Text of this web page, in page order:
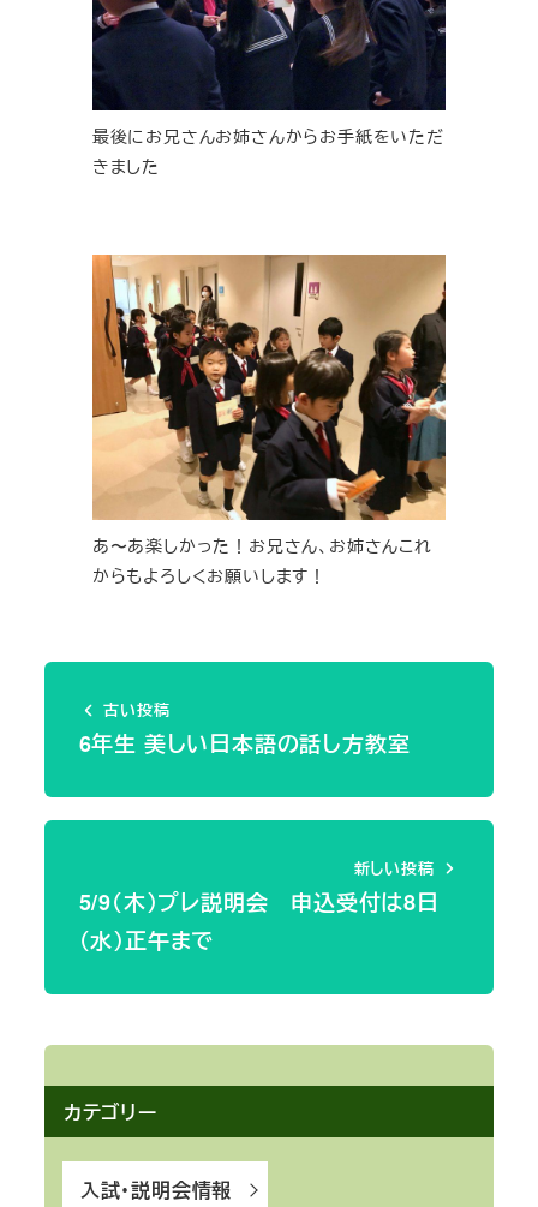
最後にお兄さんお姉さんからお手紙をいただ
きました
あ〜あ楽しかった！お兄さん、お姉さんこれ
からもよろしくお願いします！
古い投稿
6年生 美しい日本語の話し方教室
新しい投稿
5/9（木）プレ説明会 申込受付は8日
（水）正午まで
カテゴリー
入試・説明会情報